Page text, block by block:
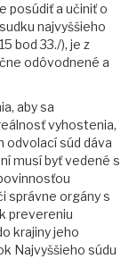
posúdiť a učiniť o
najvyššieho
bod 33./), je z
odôvodnené a
aby sa
vyhostenia,
súd dáva
musí byť vedené s
správne orgány s
prevereniu
krajiny jeho
Najvyššieho súdu